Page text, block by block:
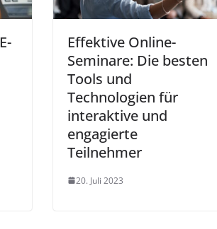
Effektive Online-
Seminare: Die besten
Tools und
Technologien für
interaktive und
engagierte
Teilnehmer
20. Juli 2023